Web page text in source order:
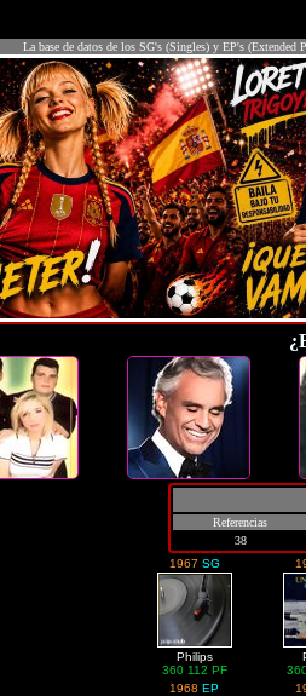
La base de datos de los SG's (Singles) y EP's (Extended
Referencias
38
1967 SG
Philips
360 112 PF
1968EP